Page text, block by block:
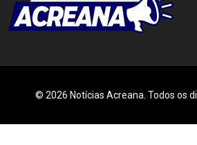
© 2026 Notícias Acreana. Todos os